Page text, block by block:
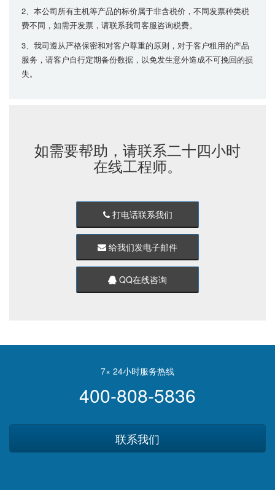
2、本公司所有主机等产品的标价属于非含税价，不同发票种类税
费不同，如需开发票，请联系我司客服咨询税费。
3、我司遵从严格保密和对客户尊重的原则，对于客户租用的产品
服务，请客户自行定期备份数据，以免发生意外造成不可挽回的损
失。
如需要帮助，请联系二十四小时
在线工程师。
打电话联系我们
给我们发电子邮件
QQ在线咨询
7× 24小时服务热线
400-808-5836
联系我们